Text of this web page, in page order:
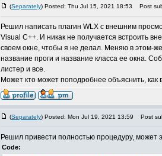
(Separately) Posted: Thu Jul 15, 2021 18:53 Post
Решил написать плагин WLX с внешним
Visual C++. И никак не получается встроить
своем окне, чтобы я не делал. Меняю в этом-
название проги и название класса ее окна.
листер и все.
Может кто может поподробнее объяснить, как
(Separately) Posted: Mon Jul 19, 2021 13:59 Post
Решил привести полностью процедуру, может
Code: